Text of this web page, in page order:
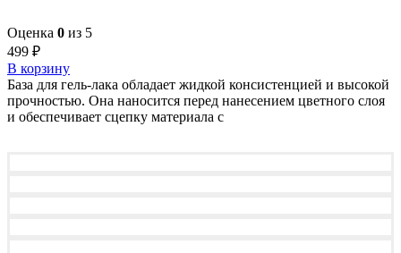
Оценка 0 из 5
499 ₽
В корзину
База для гель-лака обладает жидкой консистенцией и высокой
прочностью. Она наносится перед нанесением цветного слоя
и обеспечивает сцепку материала с